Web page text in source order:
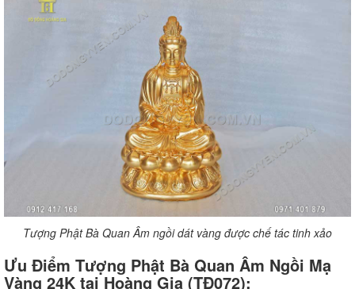
Tượng Phật Bà Quan Âm ngồi dát vàng được chế tác tinh xảo
Ưu Điểm Tượng Phật Bà Quan Âm Ngồi Mạ
Vàng 24K tại Hoàng Gia (TĐ072):